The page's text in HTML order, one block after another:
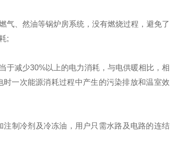
气、然油等锅炉房系统，没有燃烧过程，避免了
;
于减少30%以上的电力消耗，与电供暖相比，相
一次能源消耗过程中产生的污染排放和温室效
制冷剂及冷冻油，用户只需水路及电路的连结